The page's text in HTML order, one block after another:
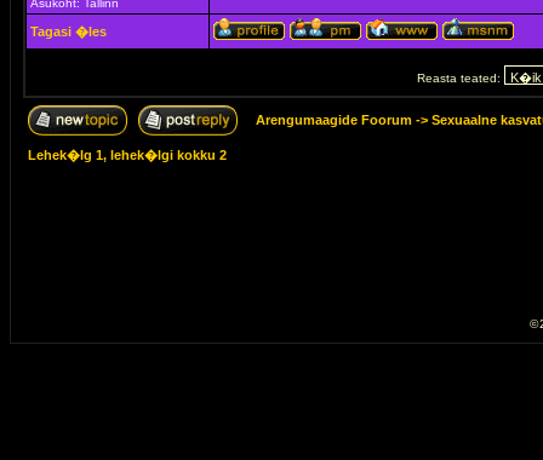
Asukoht: Tallinn
Tagasi �les
Reasta teated:
Arengumaagide Foorum -> Sexuaalne
Lehek�lg 1, lehek�lgi kokku 2
©